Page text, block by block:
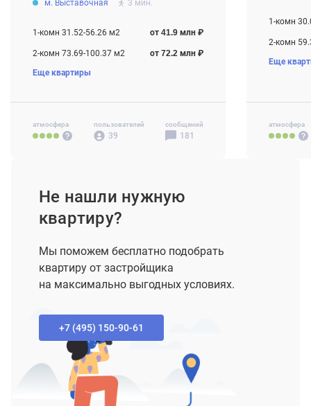
Строится
м. Выставочная 3 мин.
1-комн 31.52-56.26 м2 от 41.9 млн ₽
2-комн 73.69-100.37 м2 от 72.2 млн ₽
3-комн 96.45-149.04 м2
Еще квартиры
атмосфера пользователей
39
сообщений
181
1-комн
2-комн
3-комн
Своб.
Еще
атмосфера
Не нашли нужную
квартиру?
Мы поможем бесплатно подобрать
квартиру от застройщика
на максимально выгодных условиях.
+7 (495) 150-90-61‬